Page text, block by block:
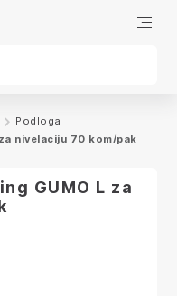
Podloga
nivelaciju 70 kom/pak
GUMO L za